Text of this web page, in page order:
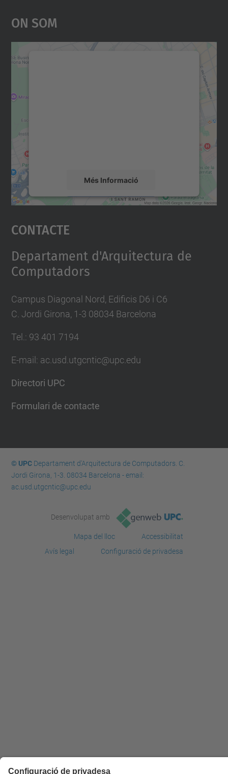
On Som
Més Informació
Accepta
powered by
Contacte
Departament d'Arquitectura de
Computadors
Campus Diagonal Nord, Edificis D6 i C6
C. Jordi Girona, 1-3 08034 Barcelona
Tel.: 93 401 7194
E-mail: ac.usd.utgcntic@upc.edu
Directori UPC
Formulari de contacte
© UPCDepartament d'Arquitectura de Computadors. C.
Jordi Girona, 1-3. 08034 Barcelona - email:
ac.usd.utgcntic@upc.edu
Desenvolupat amb
Mapa del lloc
Accessibilitat
Avís legal
Configuració de privadesa